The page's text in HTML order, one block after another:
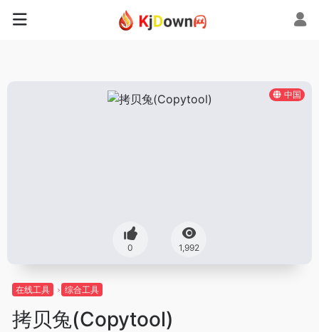
中国
0 1,992
在线工具 综合工具
拷贝兔(Copytool)